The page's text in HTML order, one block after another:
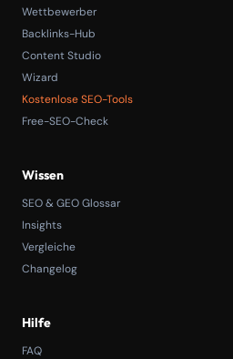
Wettbewerber
Backlinks-Hub
Content Studio
Wizard
Kostenlose SEO-Tools
Free-SEO-Check
Wissen
SEO & GEO Glossar
Insights
Vergleiche
Changelog
Hilfe
FAQ